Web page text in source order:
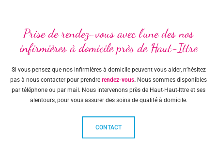
Prise de rendez-vous avec l'une des nos
infirmières à domicile près de Haut-Ittre
Si vous pensez que nos infirmières à domicile peuvent vous aider, n’hésitez
pas à nous contacter pour prendre rendez-vous. Nous sommes disponibles
par téléphone ou par mail. Nous intervenons près de Haut-Haut-Ittre et ses
alentours, pour vous assurer des soins de qualité à domicile.
CONTACT